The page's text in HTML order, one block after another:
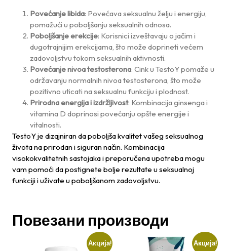
Povećanje libida: Povećava seksualnu želju i energiju,
pomažući u poboljšanju seksualnih odnosa.
Poboljšanje erekcije: Korisnici izveštavaju o jačim i
dugotrajnijim erekcijama, što može doprineti većem
zadovoljstvu tokom seksualnih aktivnosti.
Povećanje nivoa testosterona: Cink u TestoY pomaže u
održavanju normalnih nivoa testosterona, što može
pozitivno uticati na seksualnu funkciju i plodnost.
Prirodna energija i izdržljivost: Kombinacija ginsenga i
vitamina D doprinosi povećanju opšte energije i
vitalnosti.
TestoY je dizajniran da poboljša kvalitet vašeg seksualnog
života na prirodan i siguran način. Kombinacija
visokokvalitetnih sastojaka i preporučena upotreba mogu
vam pomoći da postignete bolje rezultate u seksualnoj
funkciji i uživate u poboljšanom zadovoljstvu.
Повезани производи
Акција! Акција!